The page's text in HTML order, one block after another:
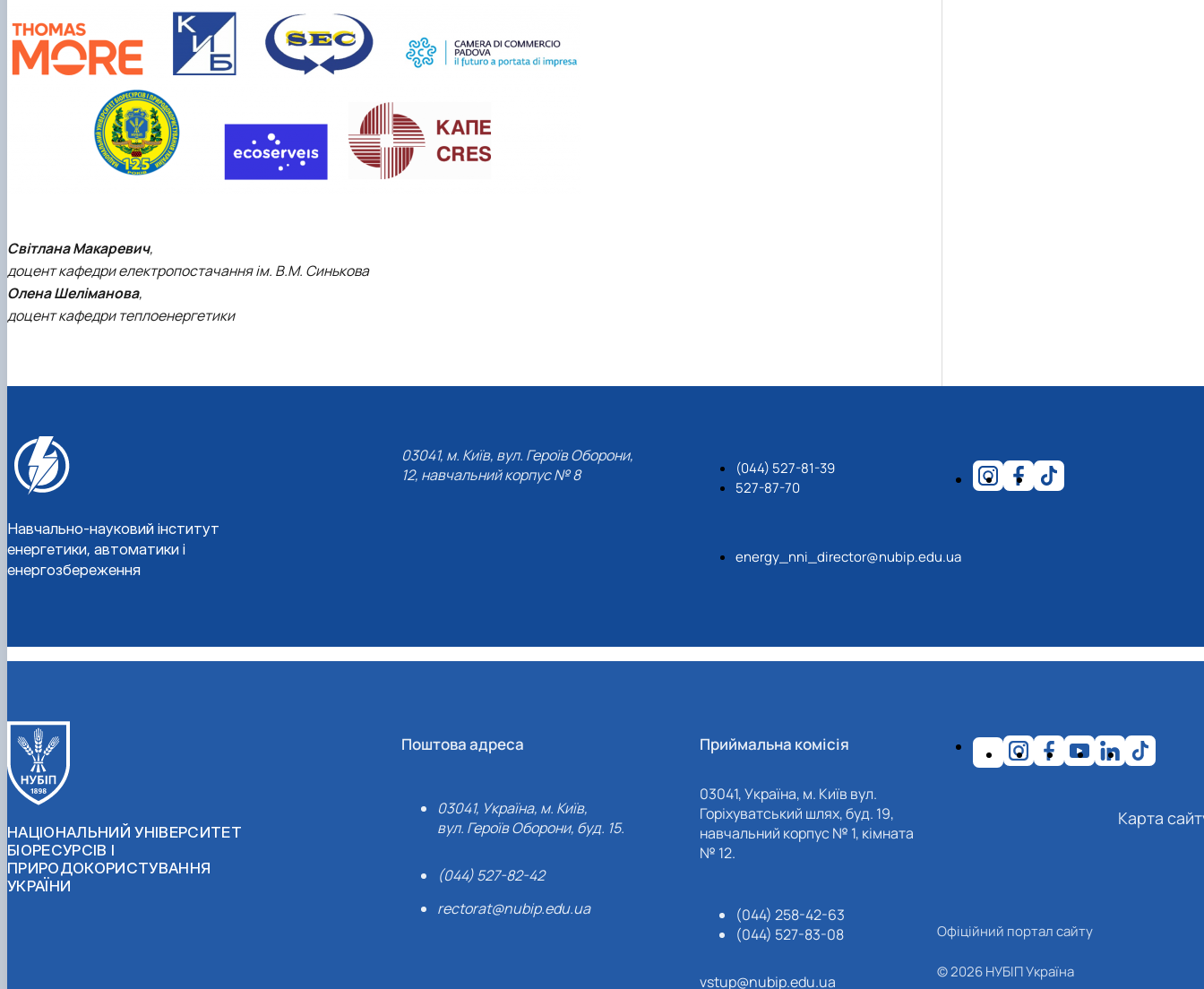
Світлана Макаревич,
доцент кафедри електропостачання ім. В.М. Синькова
Олена Шеліманова,
доцент кафедри теплоенергетики
Навчально-науковий інститут
енергетики, автоматики і
енергозбереження
03041, м. Київ, вул. Героїв Оборони,
12, навчальний корпус № 8
(044) 527-81-39
527-87-70
energy_nni_director@nubip.edu.ua
НАЦІОНАЛЬНИЙ УНІВЕРСИТЕТ
БІОРЕСУРСІВ І
ПРИРОДОКОРИСТУВАННЯ
УКРАЇНИ
Поштова адреса
03041, Україна, м. Київ,
вул. Героїв Оборони, буд. 15.
(044) 527-82-42
rectorat@nubip.edu.ua
Приймальна комісія
03041, Україна, м. Київ вул.
Горіхуватський шлях, буд. 19,
навчальний корпус № 1, кімната
№ 12.
(044) 258-42-63
(044) 527-83-08
vstup@nubip.edu.ua
Карта
Офіційний портал сайту
© 2026 НУБІП Україна